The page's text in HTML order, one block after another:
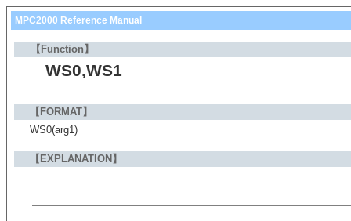
MPC2000 Reference Manual
【Function】
WS0,WS1
【FORMAT】
WS0(arg1)
【EXPLANATION】